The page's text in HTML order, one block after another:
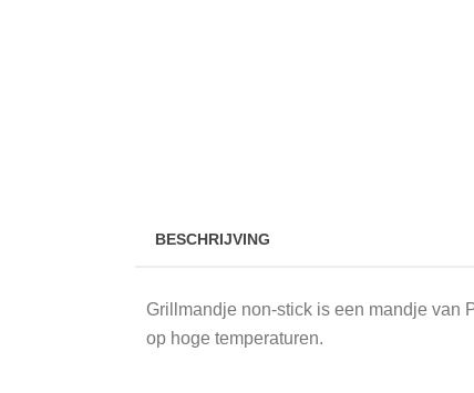
BESCHRIJVING
Grillmandje non-stick is een mandje van
op hoge temperaturen.